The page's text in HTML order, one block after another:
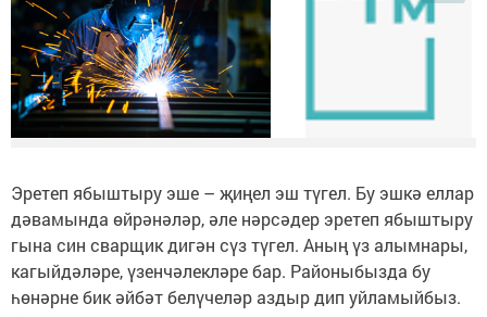
Эретеп ябыштыру эше – җиңел эш түгел. Бу эшкә еллар
дәвамында өйрәнәләр, әле нәрсәдер эретеп ябыштыру
гына син сварщик дигән сүз түгел. Аның үз алымнары,
кагыйдәләре, үзенчәлекләре бар. Районыбызда бу
һөнәрне бик әйбәт белүчеләр аздыр дип уйламыйбыз.